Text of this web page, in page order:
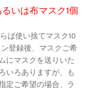
いは布マスク1個
ば使い捨てマスク10
登録後、マスクご希
にマスクを送りいた
いろありますが、も
定ご希望の場合、ラ